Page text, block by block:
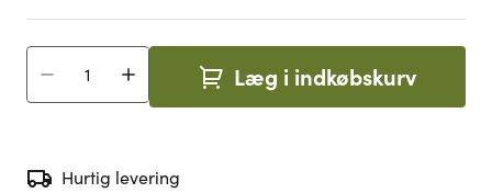
Antal Læg i indkøbskurv
Hurtig levering